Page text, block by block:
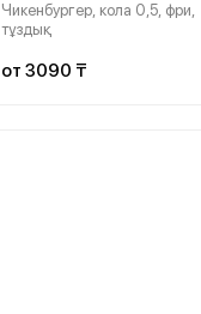
Чикенбургер, кола 0,5, фри,
тұздық
от 3090 ₸